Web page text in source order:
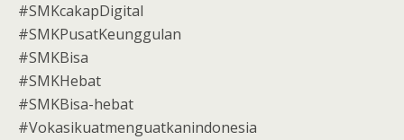
#SMKcakapDigital
#SMKPusatKeunggulan
#SMKBisa
#SMKHebat
#SMKBisa-hebat
#Vokasikuatmenguatkanindonesia